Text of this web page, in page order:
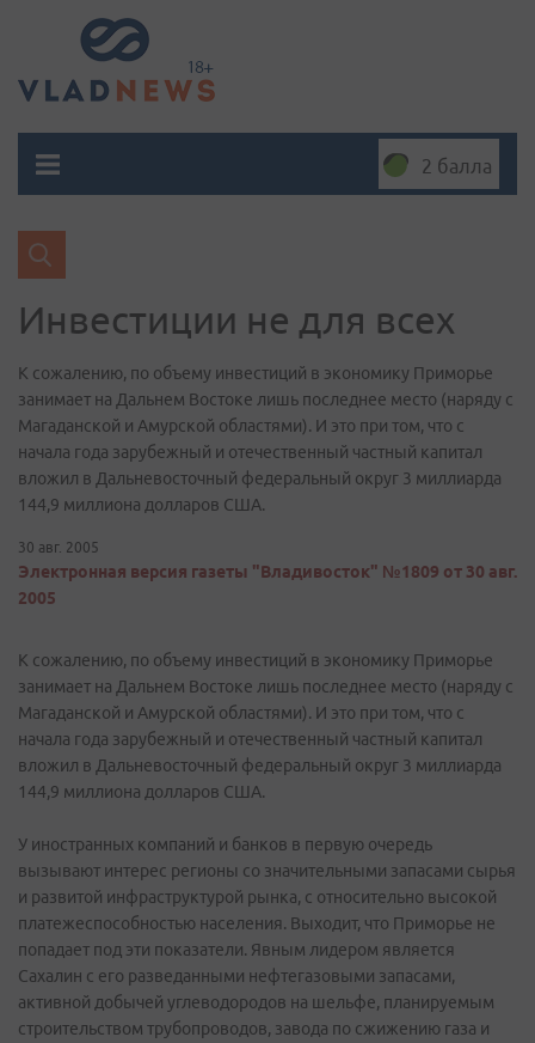
2 балла
Инвестиции не для всех
К сожалению, по объему инвестиций в экономику Приморье
занимает на Дальнем Востоке лишь последнее место (наряду с
Магаданской и Амурской областями). И это при том, что с
начала года зарубежный и отечественный частный капитал
вложил в Дальневосточный федеральный округ 3 миллиарда
144,9 миллиона долларов США.
30 авг. 2005
Электронная версия газеты "Владивосток" №1809 от 30 авг.
2005
К сожалению, по объему инвестиций в экономику Приморье
занимает на Дальнем Востоке лишь последнее место (наряду с
Магаданской и Амурской областями). И это при том, что с
начала года зарубежный и отечественный частный капитал
вложил в Дальневосточный федеральный округ 3 миллиарда
144,9 миллиона долларов США.
У иностранных компаний и банков в первую очередь
вызывают интерес регионы со значительными запасами сырья
и развитой инфраструктурой рынка, с относительно высокой
платежеспособностью населения. Выходит, что Приморье не
попадает под эти показатели. Явным лидером является
Сахалин с его разведанными нефтегазовыми запасами,
активной добычей углеводородов на шельфе, планируемым
строительством трубопроводов, завода по сжижению газа и